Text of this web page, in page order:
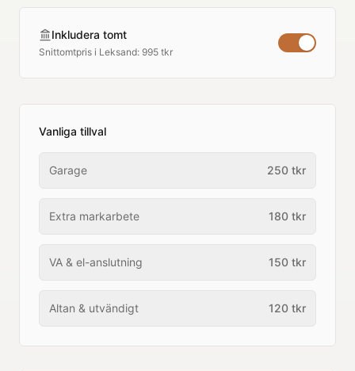
Inkludera tomt
Snittomtpris i Leksand: 995 tkr
Vanliga tillval
Garage 250 tkr
Extra markarbete 180 tkr
VA & el-anslutning 150 tkr
Altan & utvändigt 120 tkr